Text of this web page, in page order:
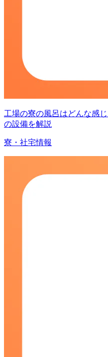
工場の寮の風呂はどんな感
の設備を解説
寮・社宅情報